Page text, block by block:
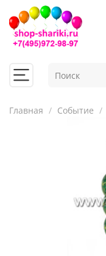
Главная Событие